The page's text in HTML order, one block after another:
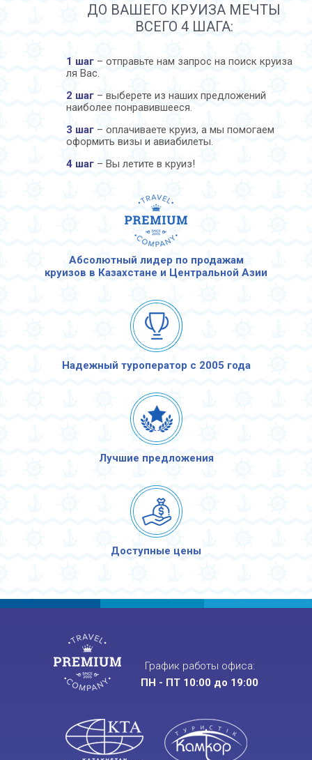
ДО ВАШЕГО КРУИЗА МЕЧТЫ
ВСЕГО 4 ШАГА:
1 шаг – отправьте нам запрос на поиск круиза
ля Вас.
2 шаг – выберете из наших предложений
наиболее понравившееся.
3 шаг – оплачиваете круиз, а мы помогаем
оформить визы и авиабилеты.
4 шаг – Вы летите в круиз!
Абсолютный лидер по продажам
круизов в Казахстане и Центральной Азии
Надежный туроператор с 2005 года
Лучшие предложения
Доступные цены
График работы офиса:
ПН - ПТ 10:00 до 19:00